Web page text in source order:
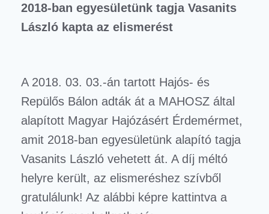
2018-ban egyesületünk tagja Vasanits
László kapta az elismerést
A 2018. 03. 03.-án tartott Hajós- és
Repülős Bálon adták át a MAHOSZ által
alapított Magyar Hajózásért Érdemérmet,
amit 2018-ban egyesületünk alapító tagja
Vasanits László vehetett át. A díj méltó
helyre került, az elismeréshez szívből
gratulálunk! Az alábbi képre kattintva a